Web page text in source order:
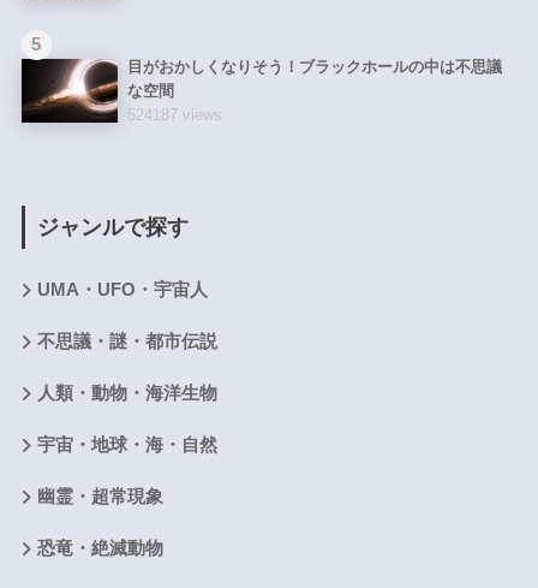
5
目がおかしくなりそう！ブラックホールの中は不思議
な空間
524187 views
ジャンルで探す
UMA・UFO・宇宙人
不思議・謎・都市伝説
人類・動物・海洋生物
宇宙・地球・海・自然
幽霊・超常現象
恐竜・絶滅動物